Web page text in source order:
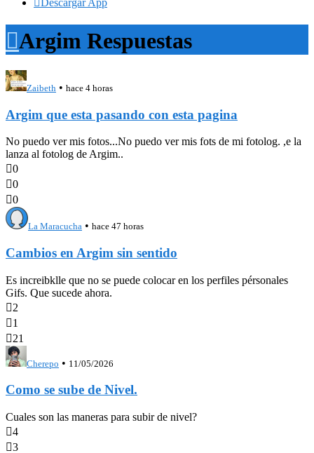
Descargar App
Argim Respuestas
Zaibeth • hace 4 horas
Argim que esta pasando con esta pagina
No puedo ver mis fotos...No puedo ver mis fots de mi fotolog. ,e la
lanza al fotolog de Argim..
0
0
0
La Maracucha • hace 47 horas
Cambios en Argim sin sentido
Es increibklle que no se puede colocar en los perfiles pérsonales
Gifs. Que sucede ahora.
2
1
21
Cherepo • 11/05/2026
Como se sube de Nivel.
Cuales son las maneras para subir de nivel?
4
3